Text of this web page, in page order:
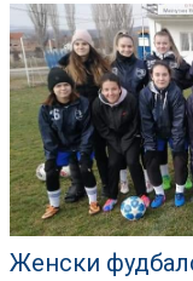
Женски